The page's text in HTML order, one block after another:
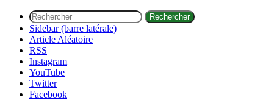
Rechercher
Sidebar (barre latérale)
Article Aléatoire
RSS
Instagram
YouTube
Twitter
Facebook